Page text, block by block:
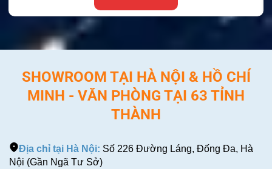
SHOWROOM TẠI HÀ NỘI & HỒ CHÍ
MINH - VĂN PHÒNG TẠI 63 TỈNH
THÀNH
Địa chỉ tại Hà Nội: Số 226 Đường Láng, Đống Đa, Hà
Nội (Gần Ngã Tư Sở)